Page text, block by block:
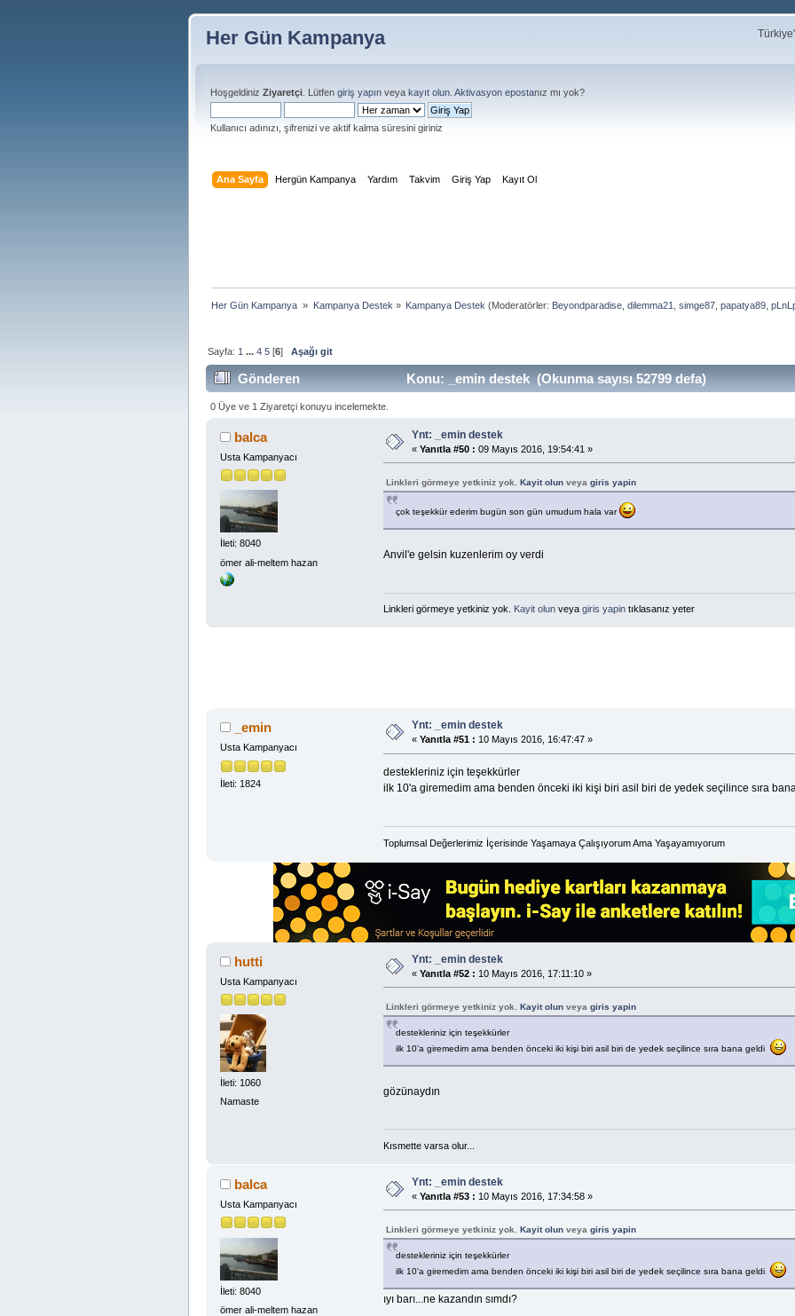
Her Gün Kampanya
Hoşgeldiniz Ziyaretçi . Lütfen giriş yapın veya kayıt olun Aktivasyon epostanız mı yok?
Kullanıcı adınızı, şifrenizi ve aktif kalma süresini giriniz
Ana Sayfa Hergün Kampanya Yardım Takvim Giriş Yap Kayıt Ol
Her Gün Kampanya » Kampanya Destek » Kampanya Destek (Moderatörler: Beyondparadise, dilemma21 simge87, papatya89,
Sayfa: 1 ...4 5 [6]Aşağı git
Gönderen Konu: _emin destek (Okunma sayısı 52799 defa)
0 Üye ve 1 Ziyaretçi konuyu incelemekte.
balca
Usta Kampanyacı
İleti: 8040
ömer ali-meltem hazan
Ynt: _emin destek
« Yanıtla #50 : 09 Mayıs 2016, 19:54:41 »
Linkleri görmeye yetkiniz yok. Kayit olunveya giris yapin
çok teşekkür ederim bugün son gün umudum hala var
Anvil'e gelsin kuzenlerim oy verdi
Linkleri görmeye yetkiniz yok. Kayit olunveya giris yapintıklasanız yeter
_emin
Usta Kampanyacı
İleti: 1824
Ynt: _emin destek
« Yanıtla #51 : 10 Mayıs 2016, 16:47:47 »
destekleriniz için teşekkürler
ilk 10'a giremedim ama benden önceki iki kişi biri asil biri de yedek seçilince sıra
Toplumsal Değerlerimiz İçerisinde Yaşamaya Çalışıyorum Ama Yaşayamıyorum
hutti
Usta Kampanyacı
İleti: 1060
Namaste
Ynt: _emin destek
« Yanıtla #52 : 10 Mayıs 2016, 17:11:10 »
Linkleri görmeye yetkiniz yok. Kayit olunveya giris yapin
destekleriniz için teşekkürler
ilk 10'a giremedim ama benden önceki iki kişi biri asil biri de yedek seçilince sıra bana geldi
gözünaydın
Kısmette varsa olur...
balca
Usta Kampanyacı
İleti: 8040
ömer ali-meltem hazan
Ynt: _emin destek
« Yanıtla #53 : 10 Mayıs 2016, 17:34:58 »
Linkleri görmeye yetkiniz yok. Kayit olunveya giris yapin
destekleriniz için teşekkürler
ilk 10'a giremedim ama benden önceki iki kişi biri asil biri de yedek seçilince sıra bana geldi
ıyı barı...ne kazandın sımdı?